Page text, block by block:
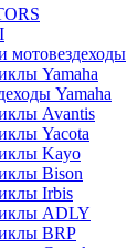
мотовездеходы
Yamaha
Yamaha
Avantis
Yacota
Kayo
Bison
Irbis
ADLY
BRP